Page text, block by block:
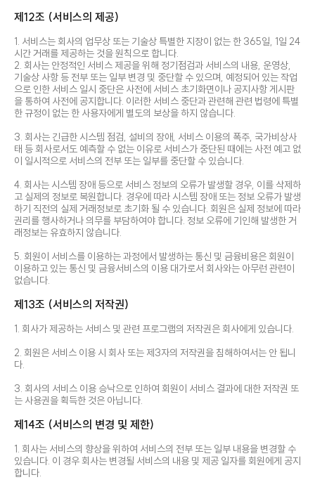
제12조 (서비스의 제공)
1. 서비스는 회사의 업무상 또는 기술상 특별한 지장이 없는 한 365일, 1일 24
시간 거래를 제공하는 것을 원칙으로 합니다.
2. 회사는 안정적인 서비스 제공을 위해 정기점검과 서비스의 내용, 운영상,
기술상 사항 등 전부 또는 일부 변경 및 중단할 수 있으며, 예정되어 있는 작업
으로 인한 서비스 일시 중단은 사전에 서비스 초기화면이나 공지사항 게시판
을 통하여 사전에 공지합니다. 이러한 서비스 중단과 관련해 관련 법령에 특별
한 규정이 없는 한 사용자에게 별도의 보상을 하지 않습니다.
3. 회사는 긴급한 시스템 점검, 설비의 장애, 서비스 이용의 폭주, 국가비상사
태 등 회사로서도 예측할 수 없는 이유로 서비스가 중단된 때에는 사전 예고 없
이 일시적으로 서비스의 전부 또는 일부를 중단할 수 있습니다.
4. 회사는 시스템 장애 등으로 서비스 정보의 오류가 발생할 경우, 이를 삭제하
고 실제의 정보로 복원합니다. 경우에 따라 시스템 장애 또는 정보 오류가 발생
하기 직전의 실제 거래정보로 초기화 될 수 있습니다. 회원은 실제 정보에 따라
권리를 행사하거나 의무를 부담하여야 합니다. 정보 오류에 기인해 발생한 거
래정보는 유효하지 않습니다.
5. 회원이 서비스를 이용하는 과정에서 발생하는 통신 및 금융비용은 회원이
이용하고 있는 통신 및 금융서비스의 이용 대가로서 회사와는 아무런 관련이
없습니다.
제13조 (서비스의 저작권)
1. 회사가 제공하는 서비스 및 관련 프로그램의 저작권은 회사에게 있습니다.
2. 회원은 서비스 이용 시 회사 또는 제3자의 저작권을 침해하여서는 안 됩니
다.
3. 회사의 서비스 이용 승낙으로 인하여 회원이 서비스 결과에 대한 저작권 또
는 사용권을 획득한 것은 아닙니다.
제14조 (서비스의 변경 및 제한)
1. 회사는 서비스의 향상을 위하여 서비스의 전부 또는 일부 내용을 변경할 수
있습니다. 이 경우 회사는 변경될 서비스의 내용 및 제공 일자를 회원에게 공지
합니다.